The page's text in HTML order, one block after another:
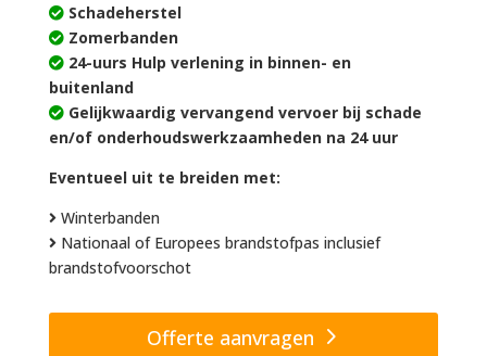
Schadeherstel
Zomerbanden
24-uurs Hulp verlening in binnen- en
buitenland
Gelijkwaardig vervangend vervoer bij schade
en/of onderhoudswerkzaamheden na 24 uur
Eventueel uit te breiden met:
Winterbanden
Nationaal of Europees brandstofpas inclusief
brandstofvoorschot
Offerte aanvragen